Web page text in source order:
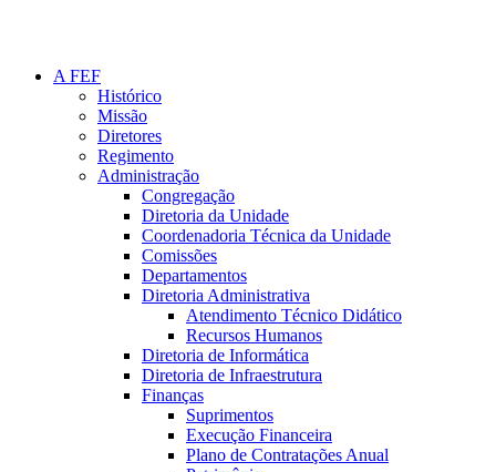
A FEF
Histórico
Missão
Diretores
Regimento
Administração
Congregação
Diretoria da Unidade
Coordenadoria Técnica da Unidade
Comissões
Departamentos
Diretoria Administrativa
Atendimento Técnico Didático
Recursos Humanos
Diretoria de Informática
Diretoria de Infraestrutura
Finanças
Suprimentos
Execução Financeira
Plano de Contratações Anual